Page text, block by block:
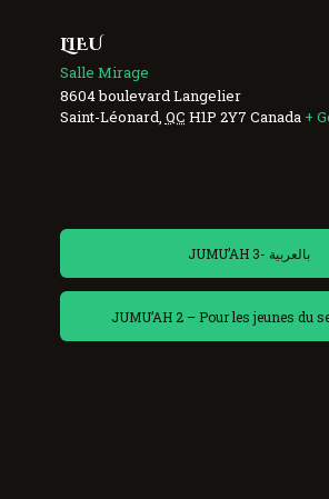
LIEU
Salle Mirage
8604 boulevard Langelier
Saint-Léonard QC H1P 2Y7 Canada +
JUMU’AH 3- بالعربية
JUMU’AH 2 – Pour les jeunes du